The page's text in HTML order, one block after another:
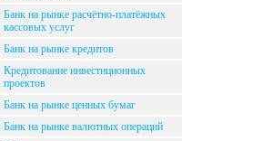
Банк на рынке расчётно-платёжных
кассовых услуг
Банк на рынке кредитов
Кредитование инвестиционных
проектов
Банк на рынке ценных бумаг
Банк на рынке валютных операций